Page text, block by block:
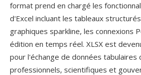
format prend en chargé les
d'Excel incluant les tableaux
graphiques sparkline, les connexions
édition en temps réel. XLSX est
pour l'échange de données tabulaires
professionnels, scientifiques et